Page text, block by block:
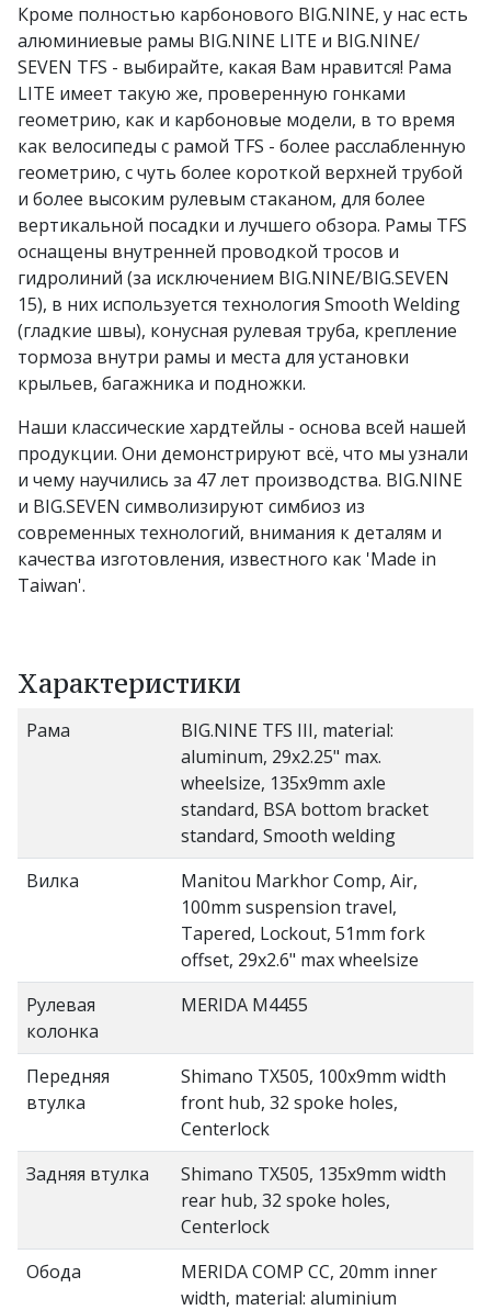
Кроме полностью карбонового BIG.NINE, у нас есть
алюминиевые рамы BIG.NINE LITE и BIG.NINE/
SEVEN TFS - выбирайте, какая Вам нравится! Рама
LITE имеет такую же, проверенную гонками
геометрию, как и карбоновые модели, в то время
как велосипеды с рамой TFS - более расслабленную
геометрию, с чуть более короткой верхней трубой
и более высоким рулевым стаканом, для более
вертикальной посадки и лучшего обзора. Рамы TFS
оснащены внутренней проводкой тросов и
гидролиний (за исключением BIG.NINE/BIG.SEVEN
15), в них используется технология Smooth Welding
(гладкие швы), конусная рулевая труба, крепление
тормоза внутри рамы и места для установки
крыльев, багажника и подножки.
Наши классические хардтейлы - основа всей нашей
продукции. Они демонстрируют всё, что мы узнали
и чему научились за 47 лет производства. BIG.NINE
и BIG.SEVEN символизируют симбиоз из
современных технологий, внимания к деталям и
качества изготовления, известного как 'Made in
Taiwan'.
Характеристики
Рама
BIG.NINE TFS III, material:
aluminum, 29x2.25" max.
wheelsize, 135x9mm axle
standard, BSA bottom bracket
standard, Smooth welding
Вилка
Manitou Markhor Comp, Air,
100mm suspension travel,
Tapered, Lockout, 51mm fork
offset, 29x2.6" max wheelsize
Рулевая
колонка
MERIDA M4455
Передняя
втулка
Shimano TX505, 100x9mm width
front hub, 32 spoke holes,
Centerlock
Задняя втулка
Shimano TX505, 135x9mm width
rear hub, 32 spoke holes,
Centerlock
Обода
MERIDA COMP CC, 20mm inner
width, material: aluminium